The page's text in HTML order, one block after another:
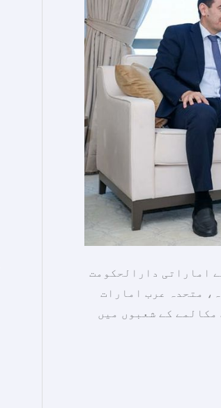
اماراتی دارالحکومت
متحدہ عرب امارات
کے شعبوں میں